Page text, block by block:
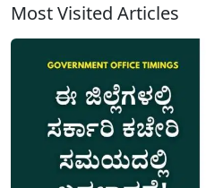
Most Visited Articles